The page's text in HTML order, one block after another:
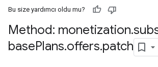
Bu size yardımcı oldu mu?
Method: monetization.
basePlans.offers.patch